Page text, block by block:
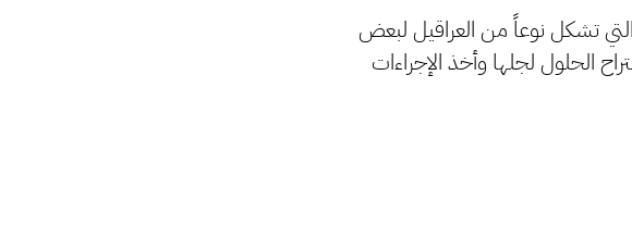
تشكل نوعاً من العراقيل لبعض
الحلول لجلها وأخذ الإجراءات